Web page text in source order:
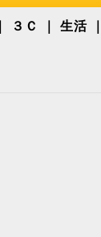
３Ｃ 生活